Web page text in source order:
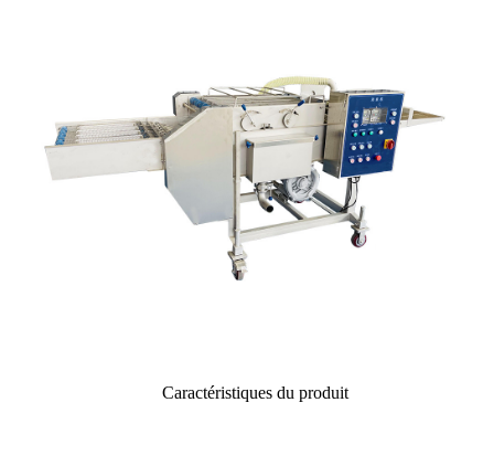
Caractéristiques du produit